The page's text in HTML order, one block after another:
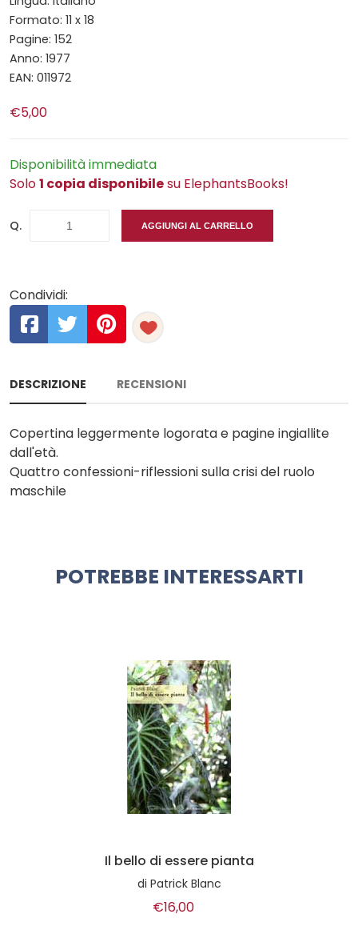
Formato: 11 x 18
Pagine: 152
Anno: 1977
EAN: 011972
€5,00
Disponibilità immediata
Solo1 copia disponibilesu ElephantsBooks!
Q. AGGIUNGI AL CARRELLO
Condividi:
DESCRIZIONE RECENSIONI
Copertina leggermente logorata e pagine ingiallite
dall'età.
Quattro confessioni-riflessioni sulla crisi del ruolo
maschile
POTREBBE INTERESSARTI
Il bello di essere pianta
di Patrick Blanc
€16,00